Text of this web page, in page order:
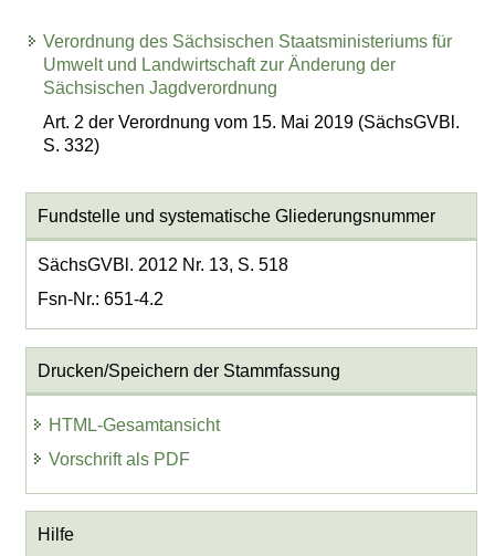
Verordnung des Sächsischen Staatsministeriums für
Umwelt und Landwirtschaft zur Änderung der
Sächsischen Jagdverordnung
Art. 2 der Verordnung vom 15. Mai 2019 (SächsGVBl.
S. 332)
Fundstelle und systematische Gliederungsnummer
SächsGVBl. 2012 Nr. 13, S. 518
Fsn-Nr.: 651-4.2
Drucken/Speichern der Stammfassung
HTML-Gesamtansicht
Vorschrift als PDF
Hilfe